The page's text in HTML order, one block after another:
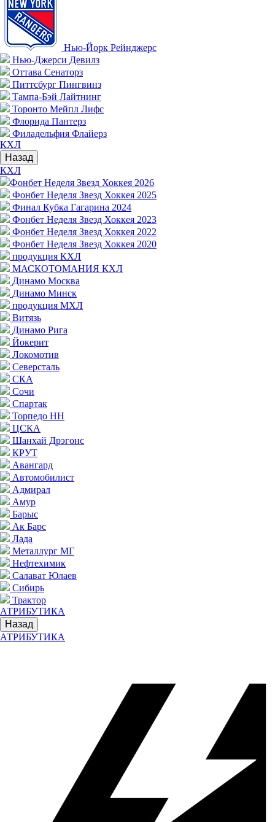
Нью-Йорк Рейнджерс
Нью-Джерси Девилз
Оттава Сенаторз
Питтсбург Пингвинз
Тампа-Бэй Лайтнинг
Торонто Мейпл Лифс
Флорида Пантерз
Филадельфия Флайерз
КХЛ
Назад
КХЛ
Фонбет Неделя Звезд Хоккея 2026
Фонбет Неделя Звезд Хоккея 2025
Финал Кубка Гагарина 2024
Фонбет Неделя Звезд Хоккея 2023
Фонбет Неделя Звезд Хоккея 2022
Фонбет Неделя Звезд Хоккея 2020
продукция КХЛ
МАСКОТОМАНИЯ КХЛ
Динамо Москва
Динамо Минск
продукция МХЛ
Витязь
Динамо Рига
Йокерит
Локомотив
Северсталь
СКА
Сочи
Спартак
Торпедо НН
ЦСКА
Шанхай Дрэгонс
КРУТ
Авангард
Автомобилист
Адмирал
Амур
Барыс
Ак Барс
Лада
Металлург МГ
Нефтехимик
Салават Юлаев
Сибирь
Трактор
АТРИБУТИКА
Назад
АТРИБУТИКА